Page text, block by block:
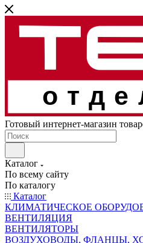
Готовый интернет-магазин
Каталог
По всему сайту
По каталогу
Каталог
КЛИМАТИЧЕСКОЕ
ВЕНТИЛЯЦИЯ
ВЕНТИЛЯТОРЫ
ВОЗДУХОВОДЫ, ФЛАНЦЫ,